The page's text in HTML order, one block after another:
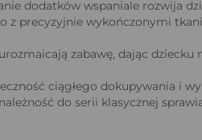
dodatków wspaniale rozwija
z precyzyjnie wykończonymi
zabawę, dając
ciągłego dokupywania i
do serii klasycznej